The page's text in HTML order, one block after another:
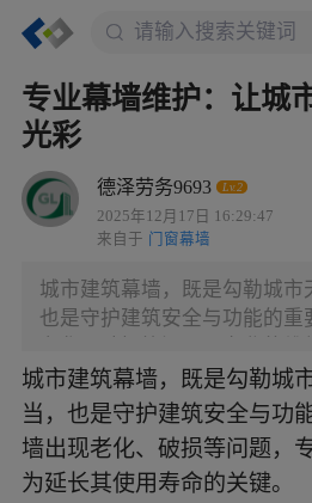
专业幕墙维护：让城
光彩
德泽劳务9693 Lv.2
2025年12月17日 16:29:47
来自于 门窗幕墙
城市建筑幕墙，既是勾勒城市
也是守护建筑安全与功能的重
使用寿命的关键。 广东某办公
效、玻璃松动等隐患。专业团
展前期勘查，精准定位每一处
筑风格与实际需求定制方案，
艺；进入施工阶段，高空作业
城市建筑幕墙，既是勾勒城
当，也是守护建筑安全与功
墙出现老化、破损等问题，
为延长其使用寿命的关键。